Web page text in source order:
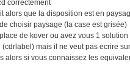
correctement
alors que la disposition est en
choisir paysage (la case est grisée)
de kover ou avez vous 1
mais il ne veut pas ecrire
alors si vous connaissez les